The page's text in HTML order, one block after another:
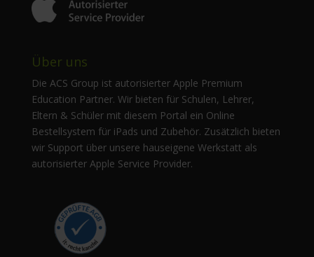
Über uns
Die ACS Group ist autorisierter Apple Premium
Education Partner. Wir bieten für Schulen, Lehrer,
Eltern & Schüler mit diesem Portal ein Online
Bestellsystem für iPads und Zubehör. Zusätzlich bieten
wir Support über unsere hauseigene Werkstatt als
autorisierter Apple Service Provider.